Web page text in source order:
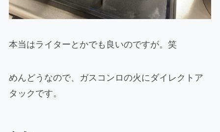
本当はライターとかでも良いのですが。笑
めんどうなので、ガスコンロの火にダイレクトア
タックです。